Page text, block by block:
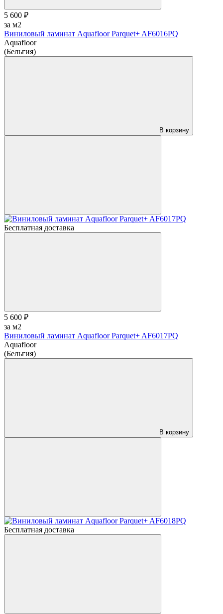
5 600 ₽
за м2
Виниловый ламинат Aquafloor Parquet+ AF6016PQ
Aquafloor
(Бельгия)
В корзину
Бесплатная доставка
5 600 ₽
за м2
Виниловый ламинат Aquafloor Parquet+ AF6017PQ
Aquafloor
(Бельгия)
В корзину
Бесплатная доставка